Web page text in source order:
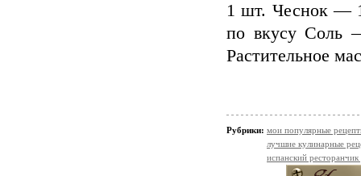
1 шт. Чеснок —
по вкусу Соль
Растительное
Рубрики: мои популярные
лучшие кулинарные
испанский